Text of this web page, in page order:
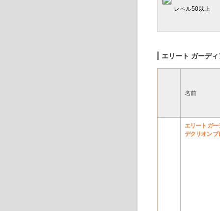
レベル50以上
エリート ガーデ
名前
エリート ガー
デクリオン ブ